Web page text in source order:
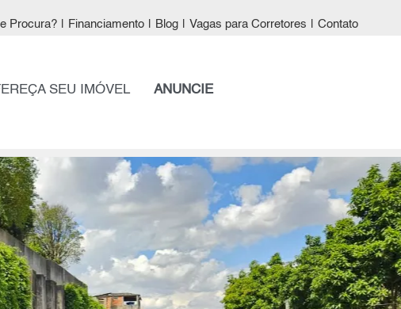
Procura? Financiamento Blog Vagas para Corretores Contato
SEU IMÓVEL ANUNCIE